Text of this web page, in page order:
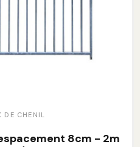
DE CHENIL
8cm - 2m